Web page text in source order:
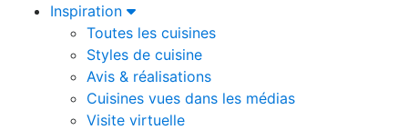
Inspiration
Toutes les cuisines
Styles de cuisine
Avis & réalisations
Cuisines vues dans les médias
Visite virtuelle